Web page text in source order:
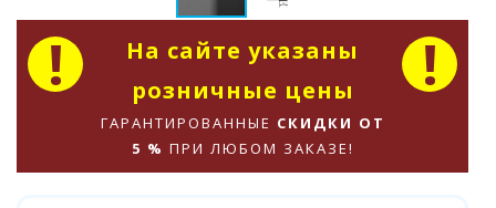
На сайте указаны
розничные цены
ГАРАНТИРОВАННЫЕ СКИДКИ ОТ
5 % ПРИ ЛЮБОМ ЗАКАЗЕ!